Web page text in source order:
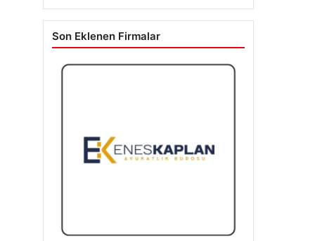
Son Eklenen Firmalar